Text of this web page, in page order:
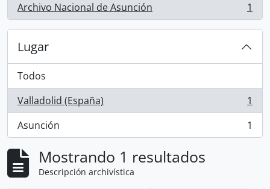
Archivo Nacional de Asunción
, 1 resultados 1
Lugar
Todos
Valladolid (España)
, 1 resultados
1
Asunción
, 1 resultados 1
Mostrando 1 resultados
Descripción archivística